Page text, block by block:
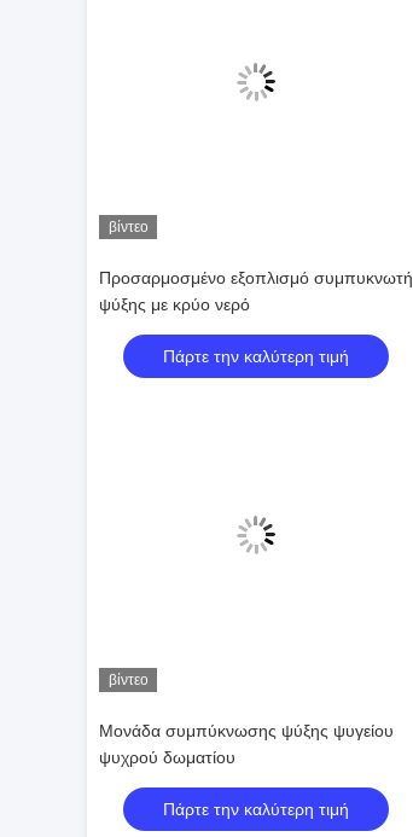
βίντεο
Προσαρμοσμένο εξοπλισμό συμπυκνωτή
ψύξης με κρύο νερό
Πάρτε την καλύτερη τιμή
βίντεο
Μονάδα συμπύκνωσης ψύξης ψυγείου
ψυχρού δωματίου
Πάρτε την καλύτερη τιμή